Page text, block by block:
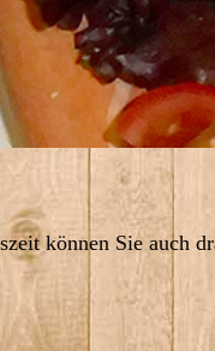
können Sie auch